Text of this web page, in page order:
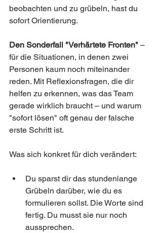
beobachten und zu grübeln, hast du
sofort Orientierung.
Den Sonderfall "Verhärtete Fronten" –
für die Situationen, in denen zwei
Personen kaum noch miteinander
reden. Mit Reflexionsfragen, die dir
helfen zu erkennen, was das Team
gerade wirklich braucht – und warum
"sofort lösen" oft genau der falsche
erste Schritt ist.
Was sich konkret für dich verändert:
Du sparst dir das stundenlange
Grübeln darüber, wie du es
formulieren sollst. Die Worte sind
fertig. Du musst sie nur noch
aussprechen.